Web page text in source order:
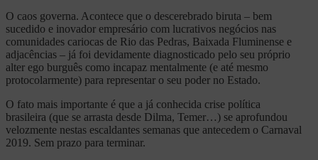
O caos governa. Acontece que o descerebrado biruta – bem
sucedido e inovador empresário com lucrativos negócios nas
comunidades cariocas de Rio das Pedras, Baixada Fluminense e
adjacências – já foi devidamente diagnosticado pelo seu próprio
alter ego burguês como incapaz mentalmente (e até mesmo
protocolarmente) para representar o seu poder no Estado.
O fato mais importante é que a já conhecida crise política
brasileira (que se arrasta desde Dilma, Temer…) se aprofundou
velozmente nestas escaldantes semanas que antecedem o Carnaval
2019. Sem prazo para terminar.